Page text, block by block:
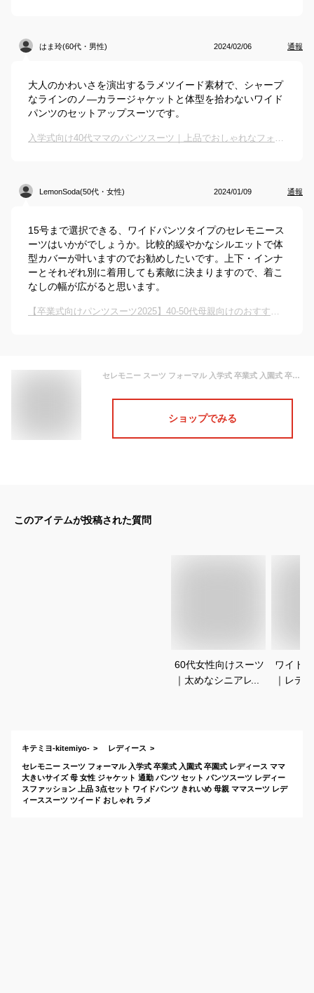
はま玲(60代・男性) 2024/02/06 通報
大人のかわいさを演出するラメツイード素材で、シャープ
なラインのノ―カラージャケットと体型を拾わないワイド
パンツのセットアップスーツです。
入学式向け40代ママのパンツスーツ｜上品でおしゃれなフォーマルスーツのおすすめは？
LemonSoda(50代・女性) 2024/01/09 通報
15号まで選択できる、ワイドパンツタイプのセレモニース
ーツはいかがでしょうか。比較的緩やかなシルエットで体
型カバーが叶いますのでお勧めしたいです。上下・インナ
ーとそれぞれ別に着用しても素敵に決まりますので、着こ
なしの幅が広がると思います。
【卒業式向けパンツスーツ2025】40-50代母親向けのおすすめは？
セレモニー スーツ フォーマル 入学式 卒業式 入園式 卒園式 レディース ママ 大きいサイズ 母 女性 ジャケット 通勤 パンツ セット パンツスーツ レディースファッション 上品 3点セット ワイドパンツ きれいめ 母親 ママスーツ レディーススーツ ツイード おしゃれ ラメ
ショップでみる
このアイテムが投稿された質問
60代女性向けスーツ
｜太めなシニアレデ
ワイド
｜レデ
キテミヨ-kitemiyo- レディース
セレモニー スーツ フォーマル 入学式 卒業式 入園式 卒園式 レディース ママ
大きいサイズ 母 女性 ジャケット 通勤 パンツ セット パンツスーツ レディー
スファッション 上品 3点セット ワイドパンツ きれいめ 母親 ママスーツ レデ
ィーススーツ ツイード おしゃれ ラメ